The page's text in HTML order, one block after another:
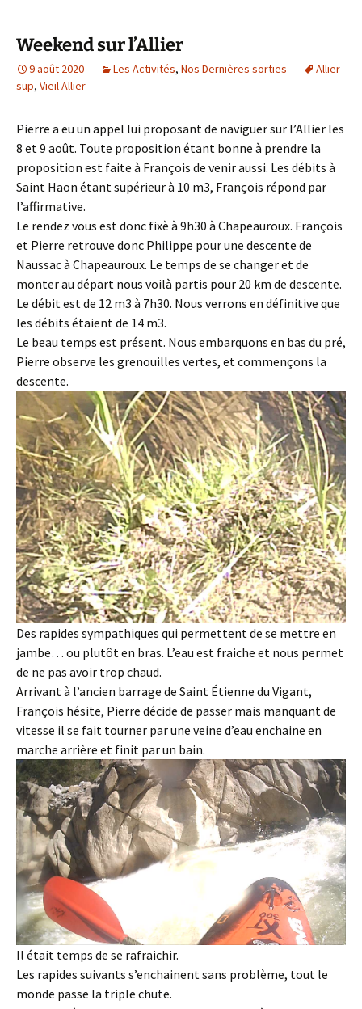
Weekend sur l’Allier
9 août 2020 Les Activités, Nos Dernières sorties
Allier
sup, Vieil Allier
Pierre a eu un appel lui proposant de naviguer sur l’Allier les
8 et 9 août. Toute proposition étant bonne à prendre la
proposition est faite à François de venir aussi. Les débits à
Saint Haon étant supérieur à 10 m3, François répond par
l’affirmative.
Le rendez vous est donc fixè à 9h30 à Chapeauroux. François
et Pierre retrouve donc Philippe pour une descente de
Naussac à Chapeauroux. Le temps de se changer et de
monter au départ nous voilà partis pour 20 km de descente.
Le débit est de 12 m3 à 7h30. Nous verrons en définitive que
les débits étaient de 14 m3.
Le beau temps est présent. Nous embarquons en bas du pré,
Pierre observe les grenouilles vertes, et commençons la
descente.
Des rapides sympathiques qui permettent de se mettre en
jambe… ou plutôt en bras. L’eau est fraiche et nous permet
de ne pas avoir trop chaud.
Arrivant à l’ancien barrage de Saint Étienne du Vigant,
François hésite, Pierre décide de passer mais manquant de
vitesse il se fait tourner par une veine d’eau enchaine en
marche arrière et finit par un bain.
Il était temps de se rafraichir.
Les rapides suivants s’enchainent sans problème, tout le
monde passe la triple chute.